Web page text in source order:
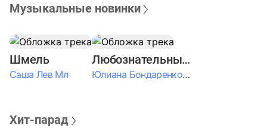
Музыкальные новинки
Шмель
Саша Лев Мл
Любознательные Дети
Юлиана Бондаренко & Амелия Колпакова & Егор Егоров & Валерия Шевченко & Ксюша Косичкина
Хит-парад